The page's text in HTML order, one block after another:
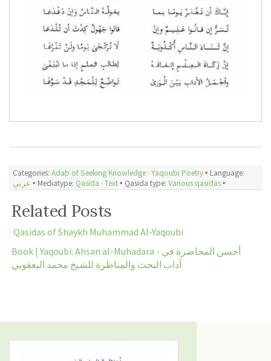
Categories: Adab of Seeking Knowledge · Yaqoubi Poetry🞄 Language:
عربي 🞄 Mediatype: Qasida · Text🞄 Qasida type: Various qasidas🞄
Related Posts
Qasidas of Shaykh Muhammad Al-Yaqoubi
Book | Yaqoubi: Ahsan al-Muhadara - أحسن المحاضرة في
آداب البحث والمناظرة للشيخ محمد اليعقوبي